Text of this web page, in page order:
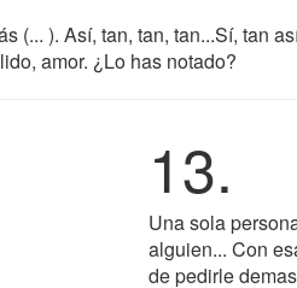
(... ). Así, tan, tan, tan...Sí, tan
amor. ¿Lo has notado?
13.
Una sola
alguien... Con
de pedirle